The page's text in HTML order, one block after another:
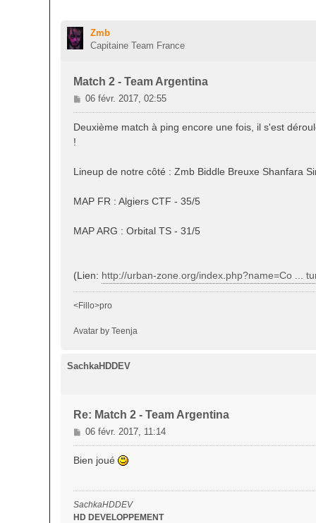
Zmb
Capitaine Team France
Match 2 - Team Argentina
M
e
e
06 févr. 2017, 02:55
Deuxième match à ping encore une fois, il s'est
!
Lineup de notre côté : Zmb Biddle Breuxe Shanfara
MAP FR : Algiers CTF - 35/5
MAP ARG : Orbital TS - 31/5
(Lien: http://urban-zone.org/index.php?name=Co ...
<Fillo>pro
Avatar by Teenja
SachkaHDDEV
Re: Match 2 - Team Argentina
M
e
s
g
e
06 févr. 2017, 11:14
Bien joué
SachkaHDDEV
HD DEVELOPPEMENT